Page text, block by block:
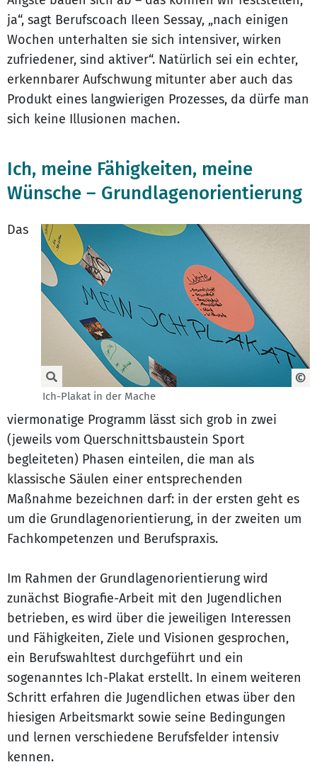
ja“, sagt Berufscoach Ileen Sessay, „nach einigen
Wochen unterhalten sie sich intensiver, wirken
zufriedener, sind aktiver“. Natürlich sei ein echter,
erkennbarer Aufschwung mitunter aber auch das
Produkt eines langwierigen Prozesses, da dürfe man
sich keine Illusionen machen.
Ich, meine Fähigkeiten, meine
Wünsche – Grundlagenorientierung
Ich-Plakat in der Mache
Das
viermonatige Programm lässt sich grob in zwei
(jeweils vom Querschnittsbaustein Sport
begleiteten) Phasen einteilen, die man als
klassische Säulen einer entsprechenden
Maßnahme bezeichnen darf: in der ersten geht es
um die Grundlagenorientierung, in der zweiten um
Fachkompetenzen und Berufspraxis.
Im Rahmen der Grundlagenorientierung wird
zunächst Biografie-Arbeit mit den Jugendlichen
betrieben, es wird über die jeweiligen Interessen
und Fähigkeiten, Ziele und Visionen gesprochen,
ein Berufswahltest durchgeführt und ein
sogenanntes Ich-Plakat erstellt. In einem weiteren
Schritt erfahren die Jugendlichen etwas über den
hiesigen Arbeitsmarkt sowie seine Bedingungen
und lernen verschiedene Berufsfelder intensiv
kennen.